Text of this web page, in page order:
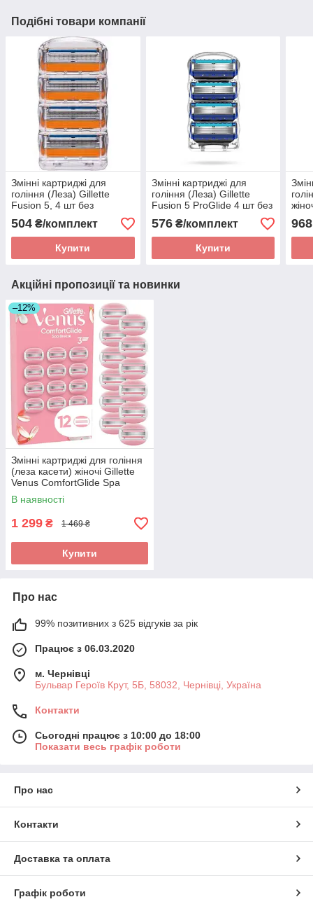
Подібні товари компанії
Змінні картриджі для
гоління (Леза) Gillette
Fusion 5, 4 шт без
упаковки
504 ₴/комплект
Купити
Змінні картриджі для
гоління (Леза) Gillette
Fusion 5 ProGlide 4 шт без
упаковки
576₴/комплект
Купити
шт
968
Акційні пропозиції та новинки
–12%
Змінні картриджі для гоління
(леза касети) жіночі Gillette
Venus ComfortGlide Spa
Breeze 12шт
В наявності
1 299 ₴ 1 469 ₴
Купити
Про нас
99% позитивних з 625 відгуків за рік
Працює з 06.03.2020
м. Чернівці
Бульвар Героїв Крут, 5Б, 58032, Чернівці, Україна
Контакти
Сьогодні працює з 10:00 до 18:00
Показати весь графік роботи
Про нас
Контакти
Доставка та оплата
Графік роботи